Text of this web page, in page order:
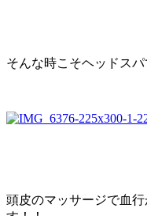
そんな時こそヘッドス
頭皮のマッサージで血